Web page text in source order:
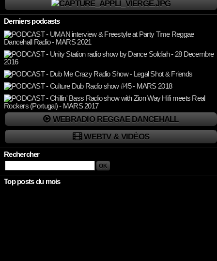
Derniers podcasts
WEBRADIO REGGAE DANCEHALL
WEBTV & VIDÉOS
Rechercher
Top posts du mois